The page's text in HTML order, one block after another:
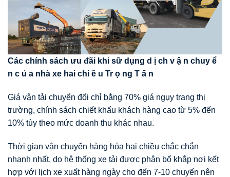
Các chính sách ưu đãi khi sữ dụng d ị ch v ậ n chuy ể
n c ủ a nhà xe hai chi ề u Tr ọ ng T ấ n
Giá vận tải chuyển đổi chỉ bằng 70% giá ngụy trang thị
trường, chính sách chiết khấu khách hàng cao từ 5% đến
10% tùy theo mức doanh thu khác nhau.
Thời gian vận chuyển hàng hóa hai chiều chắc chắn
nhanh nhất, do hệ thống xe tải được phân bổ khắp nơi kết
hợp với lịch xe xuất hàng ngày cho đến 7-10 chuyến nên